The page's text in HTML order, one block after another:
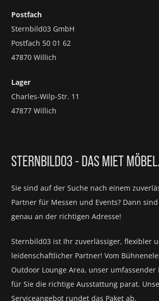
Postfach
Sternbild03 GmbH
Postfach 50 01 62
47870 Willich
Lager
Charles-Wilp-Str. 11
47877 Willich
STERNBILD03 - DAS MIET MÖBEL.
Sie sind auf der Suche nach einem
Partner für Messen und Events? Dann
genau an der richtigen Adresse!
Sternbild03 ist Ihr zuverlässiger, flexibler
leidenschaftlicher Partner! Vom
Outdoor Lounge Area, unser umfassender
für Sie die richtige Ausstattung parat.
Serviceangebot rundet das Paket ab.